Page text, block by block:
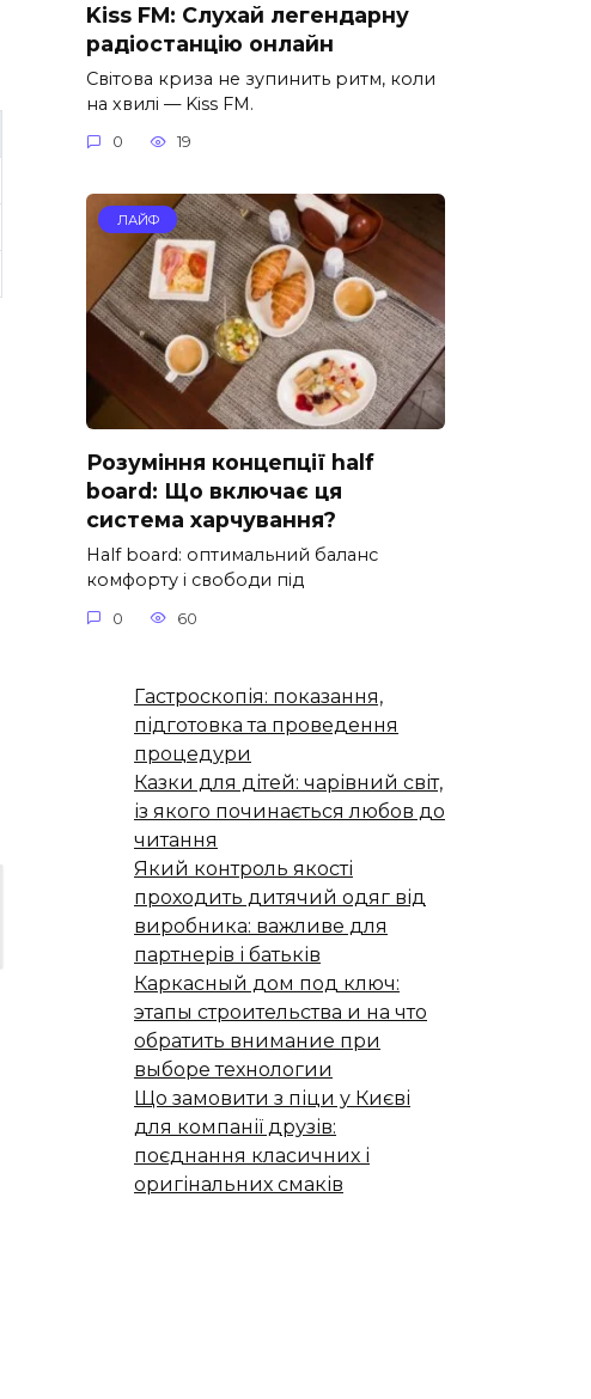
Kiss FM: Слухай легендарну
радіостанцію онлайн
Світова криза не зупинить ритм, коли
на хвилі — Kiss FM.
0 19
ЛАЙФ
Розуміння концепції half
board: Що включає ця
система харчування?
Half board: оптимальний баланс
комфорту і свободи під
0 60
Гастроскопія: показання,
підготовка та проведення
процедури
Казки для дітей: чарівний світ,
із якого починається любов до
читання
Який контроль якості
проходить дитячий одяг від
виробника: важливе для
партнерів і батьків
Каркасный дом под ключ:
этапы строительства и на что
обратить внимание при
выборе технологии
Що замовити з піци у Києві
для компанії друзів:
поєднання класичних і
оригінальних смаків